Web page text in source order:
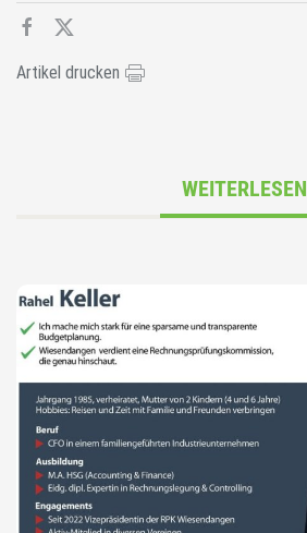
Artikel drucken
WEITERLESEN